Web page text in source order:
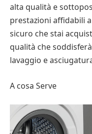
alta qualità e
prestazioni affidabili
sicuro che stai
qualità che
lavaggio e
A cosa Serve